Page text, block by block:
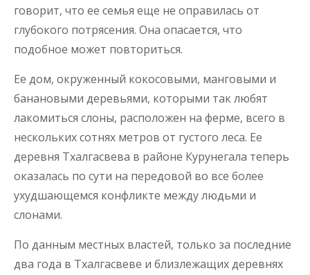
говорит, что ее семья еще не оправилась от
глубокого потрясения. Она опасается, что
подобное может повториться.
Ее дом, окруженный кокосовыми, манговыми и
банановыми деревьями, которыми так любят
лакомиться слоны, расположен на ферме, всего в
нескольких сотнях метров от густого леса. Ее
деревня Тхалгасвева в районе Курунегала теперь
оказалась по сути на передовой во все более
ухудшающемся конфликте между людьми и
слонами.
По данным местных властей, только за последние
два года в Тхалгасвеве и близлежащих деревнях